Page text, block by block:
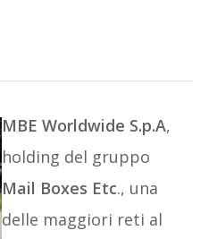
MBE Worldwide S.p.A,
holding del gruppo
Mail Boxes Etc., una
delle maggiori reti al